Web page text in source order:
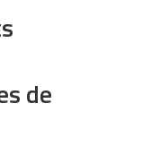
de